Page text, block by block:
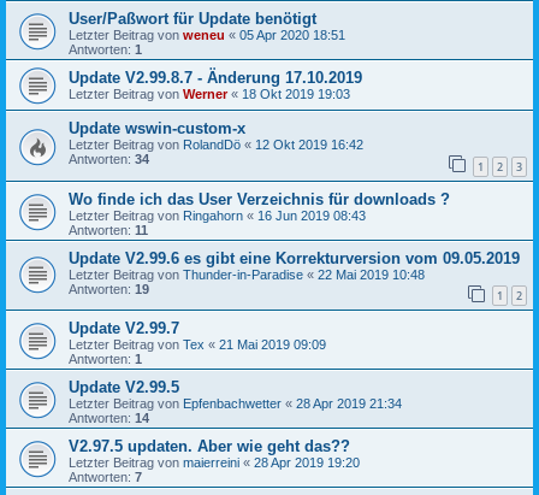
User/Paßwort für Update benötigt
Letzter Beitrag von weneu « 05 Apr 2020 18:51
Antworten: 1
Update V2.99.8.7 - Änderung 17.10.2019
Letzter Beitrag von Werner« 18 Okt 2019 19:03
Update wswin-custom-x
Letzter Beitrag von RolandDö « 12 Okt 2019 16:42
Antworten: 34 1 2 3
Wo finde ich das User Verzeichnis für downloads ?
Letzter Beitrag von Ringahorn « 16 Jun 2019 08:43
Antworten: 11
Update V2.99.6 es gibt eine Korrekturversion vom 09.05.2019
Letzter Beitrag von Thunder-in-Paradise « 22 Mai 2019 10:48
Antworten: 19 1 2
Update V2.99.7
Letzter Beitrag von Tex « 21 Mai 2019 09:09
Antworten: 1
Update V2.99.5
Letzter Beitrag von Epfenbachwetter « 28 Apr 2019 21:34
Antworten: 14
V2.97.5 updaten. Aber wie geht das??
Letzter Beitrag von maierreini « 28 Apr 2019 19:20
Antworten: 7